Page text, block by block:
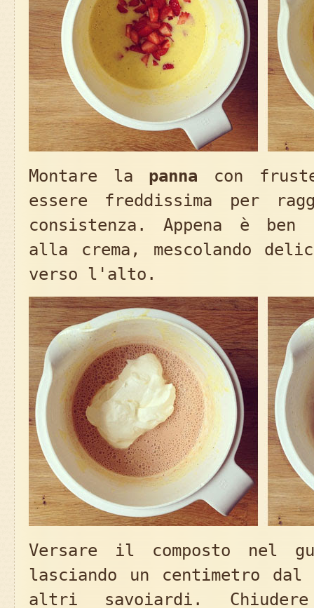
Montare la panna con
essere freddissima per
consistenza. Appena è ben
alla crema, mescolando
verso l'alto.
Versare il composto nel
lasciando un centimetro
altri savoiardi.